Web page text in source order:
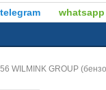
telegram whatsapp
WILMINK GROUP